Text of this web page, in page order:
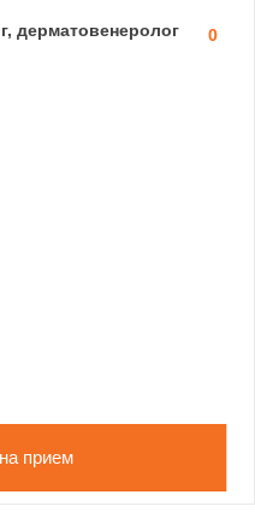
0
дерматовенеролог
прием